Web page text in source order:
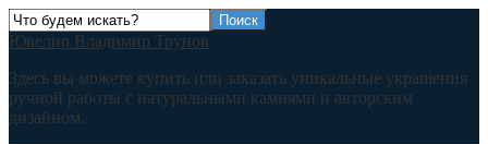
Ювелир Владимир Трунов
Здесь вы можете купить или заказать уникальные украшения
ручной работы с натуральными камнями и авторским
дизайном.